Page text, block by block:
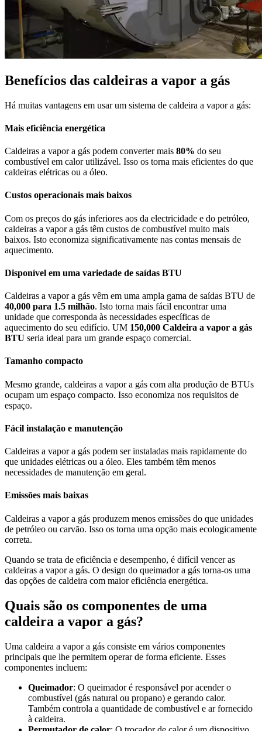
Benefícios das caldeiras a vapor a gás
Há muitas vantagens em usar um sistema de caldeira a vapor a gás:
Mais eficiência energética
Caldeiras a vapor a gás podem converter mais 80% do seu
combustível em calor utilizável. Isso os torna mais eficientes do que
caldeiras elétricas ou a óleo.
Custos operacionais mais baixos
Com os preços do gás inferiores aos da electricidade e do petróleo,
caldeiras a vapor a gás têm custos de combustível muito mais
baixos. Isto economiza significativamente nas contas mensais de
aquecimento.
Disponível em uma variedade de saídas BTU
Caldeiras a vapor a gás vêm em uma ampla gama de saídas BTU de
40,000 para 1.5 milhão. Isto torna mais fácil encontrar uma
unidade que corresponda às necessidades específicas de
aquecimento do seu edifício. UM 150,000 Caldeira a vapor a gás
BTU seria ideal para um grande espaço comercial.
Tamanho compacto
Mesmo grande, caldeiras a vapor a gás com alta produção de BTUs
ocupam um espaço compacto. Isso economiza nos requisitos de
espaço.
Fácil instalação e manutenção
Caldeiras a vapor a gás podem ser instaladas mais rapidamente do
que unidades elétricas ou a óleo. Eles também têm menos
necessidades de manutenção em geral.
Emissões mais baixas
Caldeiras a vapor a gás produzem menos emissões do que unidades
de petróleo ou carvão. Isso os torna uma opção mais ecologicamente
correta.
Quando se trata de eficiência e desempenho, é difícil vencer as
caldeiras a vapor a gás. O design do queimador a gás torna-os uma
das opções de caldeira com maior eficiência energética.
Quais são os componentes de uma
caldeira a vapor a gás?
Uma caldeira a vapor a gás consiste em vários componentes
principais que lhe permitem operar de forma eficiente. Esses
componentes incluem:
Queimador: O queimador é responsável por acender o
combustível (gás natural ou propano) e gerando calor.
Também controla a quantidade de combustível e ar fornecido
à caldeira.